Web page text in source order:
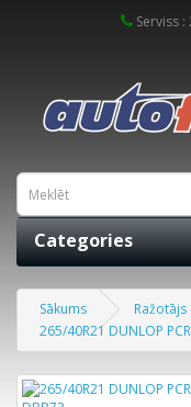
Serviss
Categories
Sākums Ražotājs
265/40R21 DUNLOP